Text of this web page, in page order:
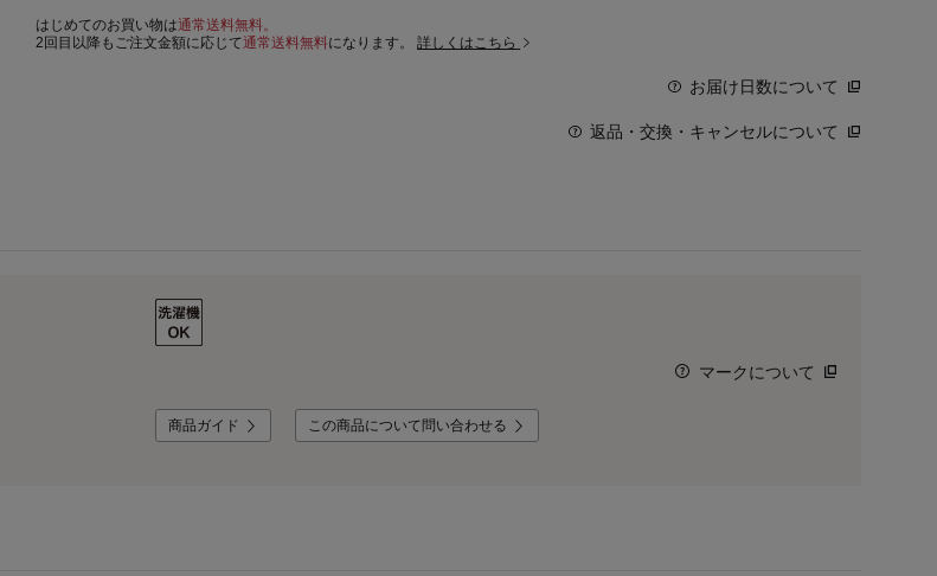
はじめてのお買い物は通常送料無料。
2回目以降もご注文金額に応じて通常送料無料になります。詳しくはこちら
お届け日数について
返品・交換・キャンセルについて
マークについて
商品ガイド この商品について問い合わせる